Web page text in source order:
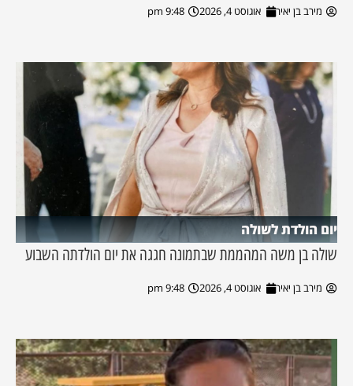
מירב בן יאיר אוגוסט 4, 2026 9:48 pm
יום הולדת לשולה
שולה בן משה המהממת שבתמונה חגגה את יום הולדתה השבוע
מירב בן יאיר אוגוסט 4, 2026 9:48 pm